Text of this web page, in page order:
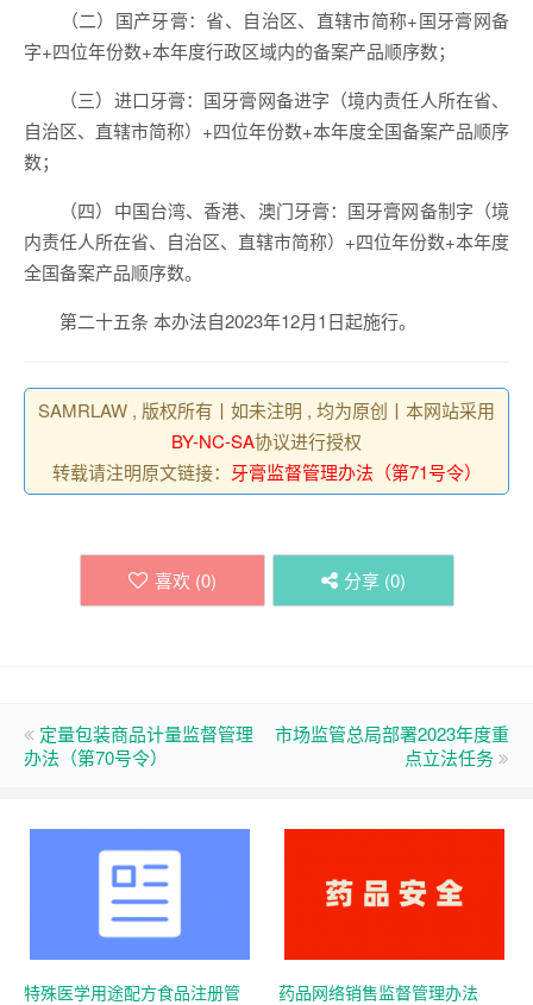
（二）国产牙膏：省、自治区、直辖市简称+国牙膏网备
字+四位年份数+本年度行政区域内的备案产品顺序数；
（三）进口牙膏：国牙膏网备进字（境内责任人所在省、
自治区、直辖市简称）+四位年份数+本年度全国备案产品顺序
数；
（四）中国台湾、香港、澳门牙膏：国牙膏网备制字（境
内责任人所在省、自治区、直辖市简称）+四位年份数+本年度
全国备案产品顺序数。
第二十五条 本办法自2023年12月1日起施行。
SAMRLAW , 版权所有丨如未注明 , 均为原创丨本网站采用
BY-NC-SA协议进行授权
转载请注明原文链接： 牙膏监督管理办法（第71号令）
喜欢 (0) 分享 (0)
定量包装商品计量监督管理
办法（第70号令）
市场监管总局部署2023年度重
点立法任务
特殊医学用途配方食品注册管
药品网络销售监督管理办法